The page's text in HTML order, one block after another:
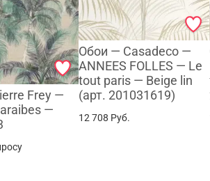
Frey —
—
Обои — Casadeco —
ANNEES FOLLES — Le
tout paris — Beige lin
(арт. 201031619)
12 708 Руб.